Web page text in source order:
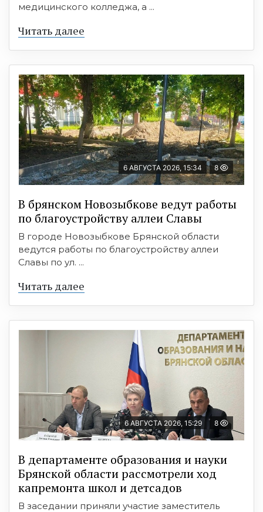
медицинского колледжа, а ...
Читать далее
6 АВГУСТА 2026, 15:34 8
В брянском Новозыбкове ведут работы
по благоустройству аллеи Славы
В городе Новозыбкове Брянской области
ведутся работы по благоустройству аллеи
Славы по ул. ...
Читать далее
6 АВГУСТА 2026, 15:29 8
В департаменте образования и науки
Брянской области рассмотрели ход
капремонта школ и детсадов
В заседании приняли участие заместитель